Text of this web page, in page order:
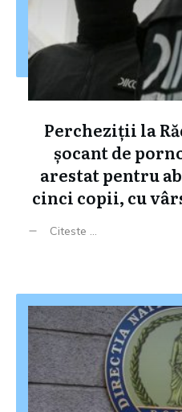
Percheziții la
șocant de
arestat pentru
cinci copii, cu
Citeste ...